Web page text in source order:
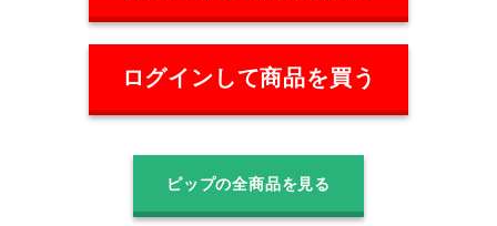
ログインして商品を買う
ピップの全商品を見る